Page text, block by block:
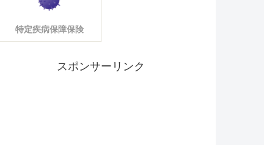
特定疾病保障保険
スポンサーリンク